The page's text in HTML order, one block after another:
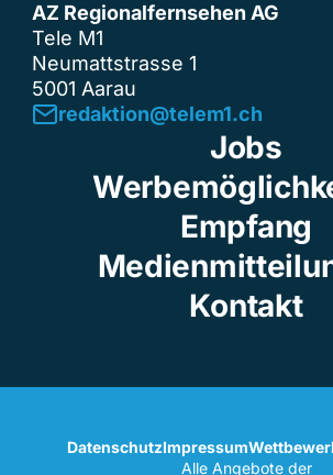
AZ Regionalfernsehen AG
Tele M1
Neumattstrasse 1
5001 Aarau
redaktion@telem1.ch
Jobs
Empfang
Kontakt
DatenschutzImpressum
Alle Angebote der